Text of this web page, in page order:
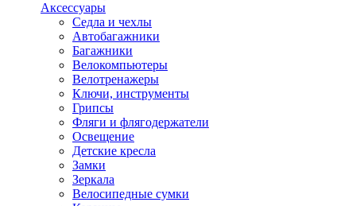
Аксессуары
Седла и чехлы
Автобагажники
Багажники
Велокомпьютеры
Велотренажеры
Ключи, инструменты
Грипсы
Фляги и флягодержатели
Освещение
Детские кресла
Замки
Зеркала
Велосипедные сумки